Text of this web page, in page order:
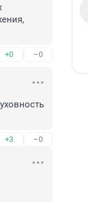
+0 –0
+3 –0